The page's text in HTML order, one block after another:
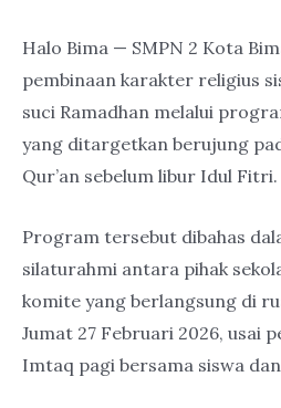
Halo Bima — SMPN 2 Kota
pembinaan karakter religius
suci Ramadhan melalui
yang ditargetkan berujung
Qur’an sebelum libur Idul Fitri.
Program tersebut dibahas
silaturahmi antara pihak
komite yang berlangsung di
Jumat 27 Februari 2026, usai
Imtaq pagi bersama siswa